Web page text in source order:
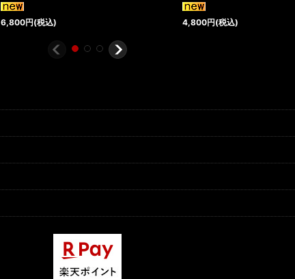
6,800円(税込) 4,800円(税込)